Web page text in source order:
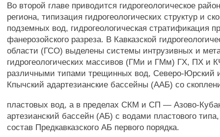
Во второй главе приводится гидрогеологическое
региона, типизация гидрогеологических структур и
подземных вод, гидрогеологическая стратификация
фанерозойского разреза. В Кавказской
области (ГСО) выделены системы интрузивных и
гидрогеологических массивов (ГМи и ГМм) ГХ, ПХ и
различными типами трещинных вод, Северо-Юрский
Кпычский адартезианские бассейны (ААБ) со
пластовых вод, а в пределах СКМ и СП — Азово-
артезианский бассейн (АБ) с водами пластового
состав Предкавказского АБ первого порядка.